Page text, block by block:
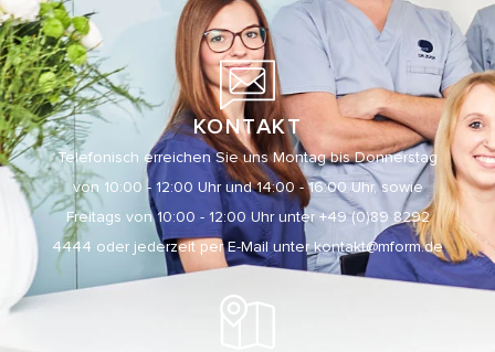
KONTAKT
Telefonisch erreichen Sie uns Montag bis Donnerstag
von 10:00 - 12:00 Uhr und 14:00 - 16:00 Uhr, sowie
Freitags von 10:00 - 12:00 Uhr unter +49 (0)89 8292
4444 oder jederzeit per E-Mail unterkontakt@mform.de